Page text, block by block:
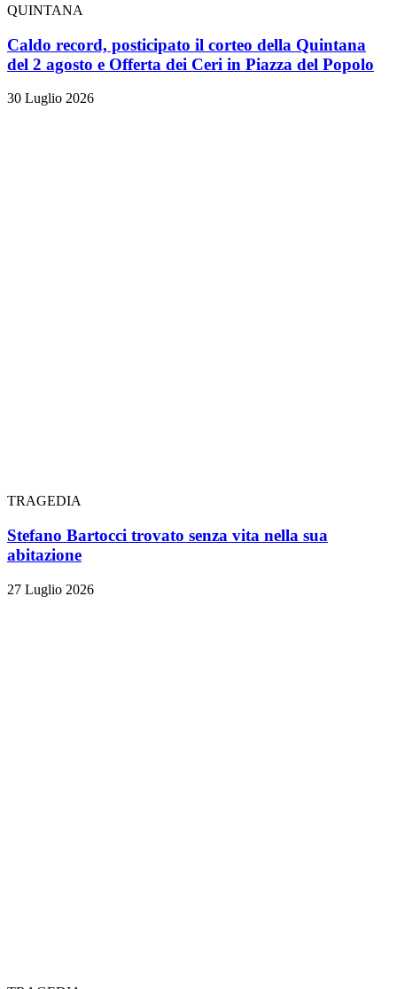
QUINTANA
Caldo record, posticipato il corteo della Quintana
del 2 agosto e Offerta dei Ceri in Piazza del Popolo
30 Luglio 2026
TRAGEDIA
Stefano Bartocci trovato senza vita nella sua
abitazione
27 Luglio 2026